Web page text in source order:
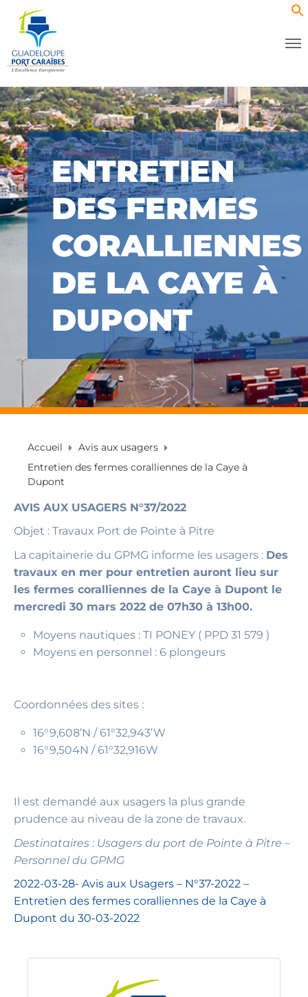
ENTRETIEN
DES FERMES
CORALLIENNES
DE LA CAYE À
DUPONT
Accueil
Avis aux usagers
Entretien des fermes coralliennes de la Caye à
Dupont
AVIS AUX USAGERS N°37/2022
Objet : Travaux Port de Pointe à Pitre
La capitainerie du GPMG informe les usagers : Des
travaux en mer pour entretien auront lieu sur
les fermes coralliennes de la Caye à Dupont le
mercredi 30 mars 2022 de 07h30 à 13h00.
Moyens nautiques : TI PONEY ( PPD 31 579 )
Moyens en personnel : 6 plongeurs
Coordonnées des sites :
16°9,608’N / 61°32,943’W
16°9,504N / 61°32,916W
Il est demandé aux usagers la plus grande
prudence au niveau de la zone de travaux.
Destinataires : Usagers du port de Pointe à Pitre –
Personnel du GPMG
2022-03-28- Avis aux Usagers – N°37-2022 –
Entretien des fermes coralliennes de la Caye à
Dupont du 30-03-2022